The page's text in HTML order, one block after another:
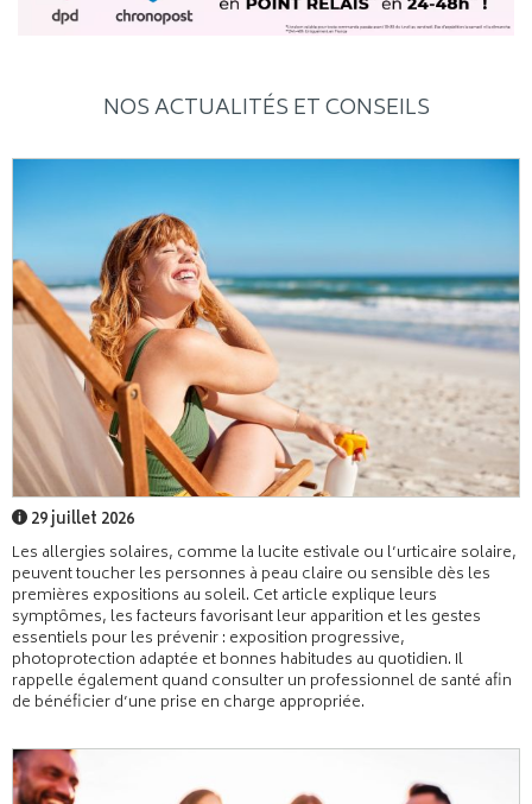
NOS ACTUALITÉS ET CONSEILS
29 juillet 2026
Les allergies solaires, comme la lucite estivale ou l’urticaire solaire,
peuvent toucher les personnes à peau claire ou sensible dès les
premières expositions au soleil. Cet article explique leurs
symptômes, les facteurs favorisant leur apparition et les gestes
essentiels pour les prévenir : exposition progressive,
photoprotection adaptée et bonnes habitudes au quotidien. Il
rappelle également quand consulter un professionnel de santé afin
de bénéficier d’une prise en charge appropriée.